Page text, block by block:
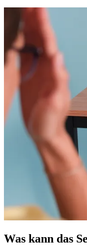
Was kann das